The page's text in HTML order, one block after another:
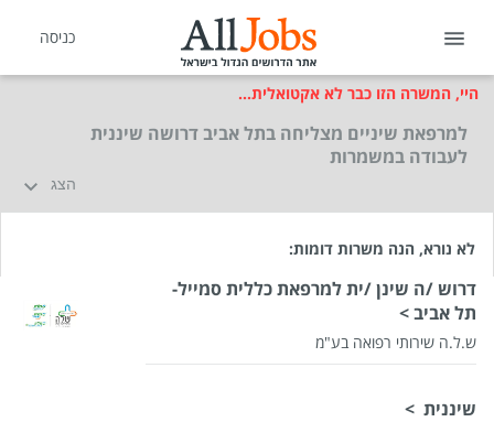
כניסה
היי, המשרה הזו כבר לא אקטואלית...
למרפאת שיניים מצליחה בתל אביב דרושה שיננית
לעבודה במשמרות
הצג
שכר
לא נורא, הנה משרות דומות:
דרוש /ה שינן /ית למרפאת כללית סמייל-
תל אביב >
ש.ל.ה שירותי רפואה בע"מ
שיננית >